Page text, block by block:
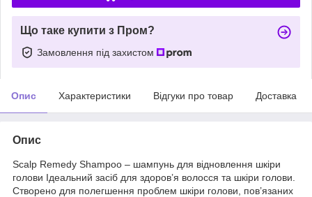
Що таке купити з Пром?
Замовлення під захистом
Опис Характеристики Відгуки про товар Доставка
Опис
Scalp Remedy Shampoo – шампунь для відновлення шкіри
голови Ідеальний засіб для здоров’я волосся та шкіри голови.
Створено для полегшення проблем шкіри голови, пов’язаних